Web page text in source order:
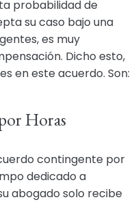
probabilidad de
su caso bajo una
es muy
Dicho esto,
en este acuerdo. Son:
Horas
contingente por
dedicado a
abogado solo recibe